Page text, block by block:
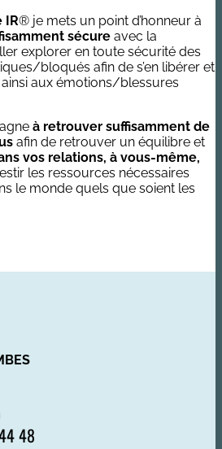
IR® je mets un point d’honneur à
sécure avec la
explorer en toute sécurité des
bloqués afin de s’en libérer et
aux émotions/blessures
à retrouver suffisamment de
afin de retrouver un équilibre et
vos relations, à vous-même,
les ressources nécessaires
le monde quels que soient les
48